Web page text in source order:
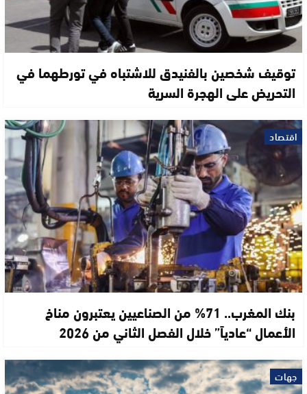
توقيف شخصين بالفنيدق للاشتباه في تورطهما في
التحريض على الهجرة السرية
اقتصاد
بنك المغرب.. 71% من الصناعيين يعتبرون مناخ
الأعمال “عادياً” خلال الفصل الثاني من 2026
جهات